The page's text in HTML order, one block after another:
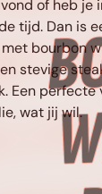
of heb je
tijd. Dan is
bourbon
stevige
Een
wat jij wil.